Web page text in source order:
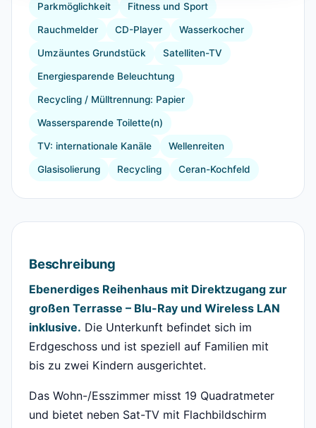
Parkmöglichkeit Fitness und Sport
Rauchmelder CD-Player Wasserkocher
Umzäuntes Grundstück Satelliten-TV
Energiesparende Beleuchtung
Recycling / Mülltrennung: Papier
Wassersparende Toilette(n)
TV: internationale Kanäle Wellenreiten
Glasisolierung Recycling Ceran-Kochfeld
Beschreibung
Ebenerdiges Reihenhaus mit Direktzugang zur
großen Terrasse – Blu-Ray und Wireless LAN
inklusive. Die Unterkunft befindet sich im
Erdgeschoss und ist speziell auf Familien mit
bis zu zwei Kindern ausgerichtet.
Das Wohn-/Esszimmer misst 19 Quadratmeter
und bietet neben Sat-TV mit Flachbildschirm